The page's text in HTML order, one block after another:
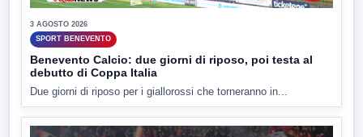
3 AGOSTO 2026
SPORT BENEVENTO
Benevento Calcio: due giorni di riposo, poi testa al
debutto di Coppa Italia
Due giorni di riposo per i giallorossi che torneranno in...